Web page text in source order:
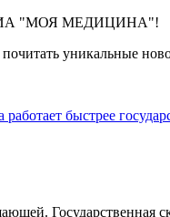
ИА "МОЯ МЕДИЦИНА"!
уникальные
быстрее
Государственная